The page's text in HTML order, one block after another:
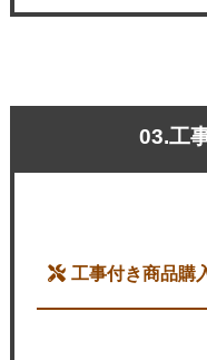
03.工
工事付き商品購